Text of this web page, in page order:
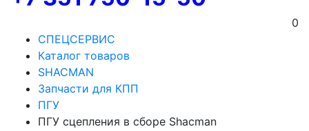
0
СПЕЦСЕРВИС
Каталог товаров
SHACMAN
Запчасти для КПП
ПГУ
ПГУ сцепления в сборе Shacman